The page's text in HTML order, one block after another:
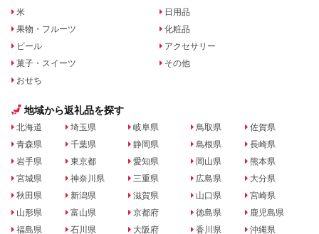
米
果物・フルーツ
ビール
菓子・スイーツ
おせち
日用品
化粧品
アクセサリー
その他
地域から返礼品を探す
北海道
青森県
岩手県
宮城県
秋田県
山形県
福島県
埼玉県
千葉県
東京都
神奈川県
新潟県
富山県
石川県
岐阜県
静岡県
愛知県
三重県
滋賀県
京都府
大阪府
鳥取県
島根県
岡山県
広島県
山口県
徳島県
香川県
佐賀県
長崎県
熊本県
大分県
宮崎県
鹿児島県
沖縄県